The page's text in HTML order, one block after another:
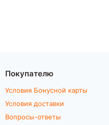
Покупателю
Условия Бонусной карты
Условия доставки
Вопросы-ответы